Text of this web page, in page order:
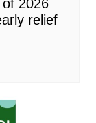
2026
relief